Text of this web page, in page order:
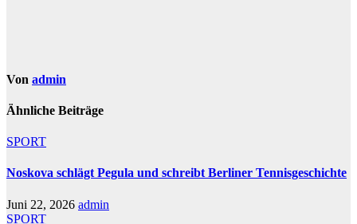
Von admin
Ähnliche Beiträge
SPORT
Noskova schlägt Pegula und schreibt Berliner Tennisgeschichte
Juni 22, 2026 admin
SPORT